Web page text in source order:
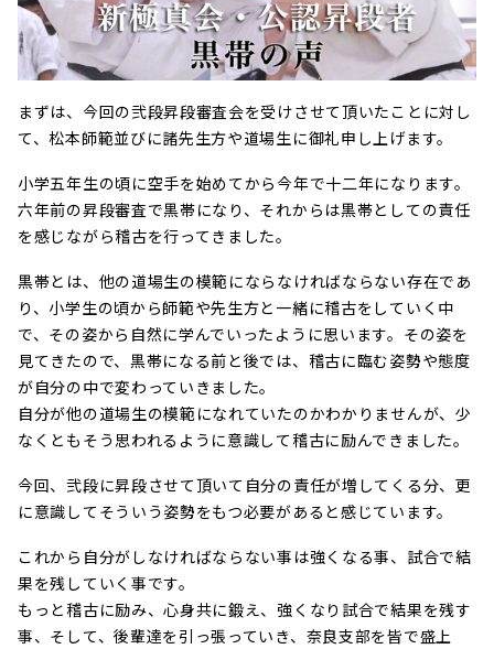
まずは、今回の弐段昇段審査会を受けさせて頂いたことに対し
て、松本師範並びに諸先生方や道場生に御礼申し上げます。
小学五年生の頃に空手を始めてから今年で十二年になります。
六年前の昇段審査で黒帯になり、それからは黒帯としての責任
を感じながら稽古を行ってきました。
黒帯とは、他の道場生の模範にならなければならない存在であ
り、小学生の頃から師範や先生方と一緒に稽古をしていく中
で、その姿から自然に学んでいったように思います。その姿を
見てきたので、黒帯になる前と後では、稽古に臨む姿勢や態度
が自分の中で変わっていきました。
自分が他の道場生の模範になれていたのかわかりませんが、少
なくともそう思われるように意識して稽古に励んできました。
今回、弐段に昇段させて頂いて自分の責任が増してくる分、更
に意識してそういう姿勢をもつ必要があると感じています。
これから自分がしなければならない事は強くなる事、試合で結
果を残していく事です。
もっと稽古に励み、心身共に鍛え、強くなり試合で結果を残す
事、そして、後輩達を引っ張っていき、奈良支部を皆で盛上